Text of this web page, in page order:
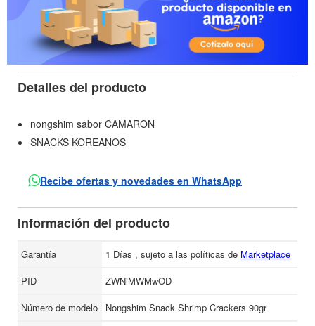
Detalles del producto
nongshim sabor CAMARON
SNACKS KOREANOS
Recibe ofertas y novedades en WhatsApp
Información del producto
Garantía 1 Días , sujeto a las políticas de Marketplace
PID
ZWNiMWMwOD
Número de modelo
Nongshim Snack Shrimp Crackers 90gr